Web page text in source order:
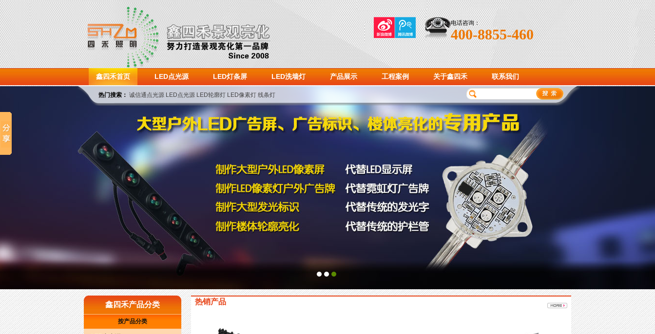
电话咨询：
400-8855-460
鑫四禾首页 LED点光源 LED灯条屏 LED洗墙灯 产品展示 工程案例 关于鑫四禾 联系我们
热门搜索： 诚信通点光源 LED点光源 LED轮廓灯 LED像素灯 线条灯
鑫四禾产品分类
按产品分类
热销产品